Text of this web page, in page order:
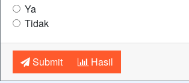
Ya
Tidak
Submit Hasil